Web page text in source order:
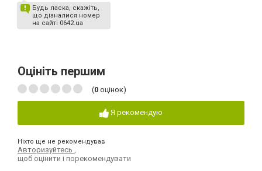
Будь ласка, скажіть,
що дізналися номер
на сайті 0642.ua
Оцініть першим
(0 оцінок)
Я рекомендую
Ніхто ще не рекомендував
Авторизуйтесь
щоб оцінити і порекомендувати